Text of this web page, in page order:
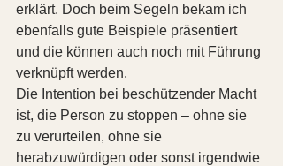
erklärt. Doch beim Segeln bekam ich
ebenfalls gute Beispiele präsentiert
und die können auch noch mit Führung
verknüpft werden.
Die Intention bei beschützender Macht
ist, die Person zu stoppen – ohne sie
zu verurteilen, ohne sie
herabzuwürdigen oder sonst irgendwie